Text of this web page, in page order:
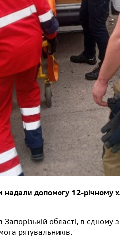
надали допомогу 12-
області, в одному
рятувальників.